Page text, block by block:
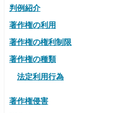
判例紹介
著作権の利用
著作権の権利制限
著作権の種類
法定利用行為
著作権侵害